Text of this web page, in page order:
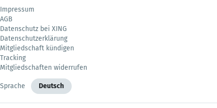
Impressum
AGB
Datenschutz bei XING
Datenschutzerklärung
Mitgliedschaft kündigen
Tracking
Mitgliedschaften widerrufen
Sprache Deutsch